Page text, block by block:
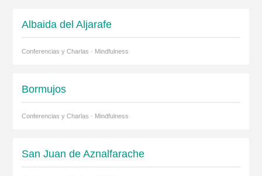
Albaida del Aljarafe
Conferencias y Charlas · Mindfulness
Bormujos
Conferencias y Charlas · Mindfulness
San Juan de Aznalfarache